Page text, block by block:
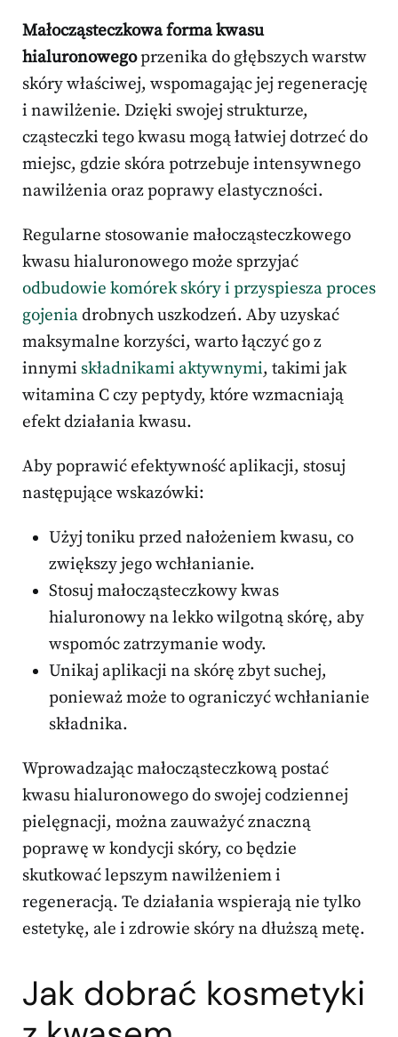
Małocząsteczkowa forma kwasu
hialuronowegoprzenika do głębszych warstw
skóry właściwej, wspomagając jej regenerację
i nawilżenie. Dzięki swojej strukturze,
cząsteczki tego kwasu mogą łatwiej dotrzeć do
miejsc, gdzie skóra potrzebuje intensywnego
nawilżenia oraz poprawy elastyczności.
Regularne stosowanie małocząsteczkowego
kwasu hialuronowego może sprzyjać
odbudowie komórek skóry i przyspiesza proces
gojeniadrobnych uszkodzeń. Aby uzyskać
maksymalne korzyści, warto łączyć go z
innymi składnikami aktywnymi, takimi jak
witamina C czy peptydy, które wzmacniają
efekt działania kwasu.
Aby poprawić efektywność aplikacji, stosuj
następujące wskazówki:
Użyj toniku przed nałożeniem kwasu, co
zwiększy jego wchłanianie.
Stosuj małocząsteczkowy kwas
hialuronowy na lekko wilgotną skórę, aby
wspomóc zatrzymanie wody.
Unikaj aplikacji na skórę zbyt suchej,
ponieważ może to ograniczyć wchłanianie
składnika.
Wprowadzając małocząsteczkową postać
kwasu hialuronowego do swojej codziennej
pielęgnacji, można zauważyć znaczną
poprawę w kondycji skóry, co będzie
skutkować lepszym nawilżeniem i
regeneracją. Te działania wspierają nie tylko
estetykę, ale i zdrowie skóry na dłuższą metę.
Jak dobrać kosmetyki